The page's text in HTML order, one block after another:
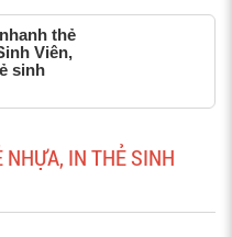
thẻ
Viên,
sinh
IN THẺ SINH